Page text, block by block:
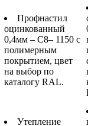
Профнастил
оцинкованный
0,4мм – С8– 1150 с
полимерным
покрытием, цвет
на выбор по
каталогу RAL.
Утепление